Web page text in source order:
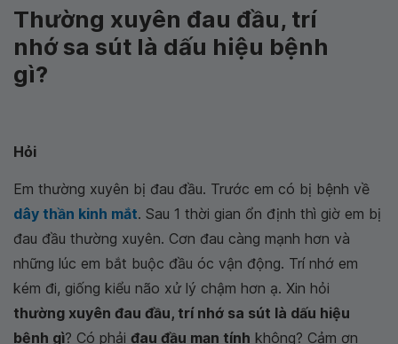
Thường xuyên đau đầu, trí
nhớ sa sút là dấu hiệu bệnh
gì?
Hỏi‌ ‌
Em thường xuyên bị đau đầu. Trước em có bị bệnh về
dây thần kinh mắt. Sau 1 thời gian ổn định thì giờ em bị
đau đầu thường xuyên. Cơn đau càng mạnh hơn và
những lúc em bắt buộc đầu óc vận động. Trí nhớ em
kém đi, giống kiểu não xử lý chậm hơn ạ. Xin hỏi
thường xuyên đau đầu, trí nhớ sa sút là dấu hiệu
bệnh gì? Có phải đau đầu mạn tính không? Cảm ơn